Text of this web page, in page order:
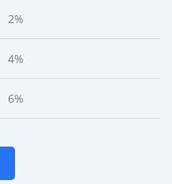
2%
4%
6%